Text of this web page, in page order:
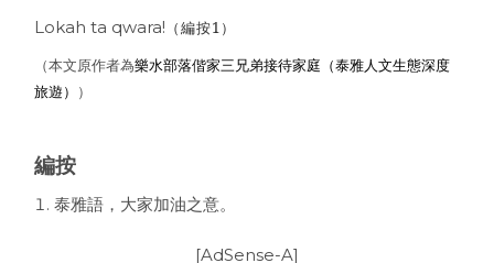
Lokah ta qwara! （編按1）
（本文原作者為樂水部落偕家三兄弟接待家庭（泰雅人文生態深度
旅遊）
）
編按
泰雅語，大家加油之意。
[AdSense-A]